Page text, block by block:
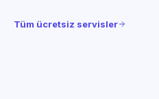
Tüm ücretsiz servisler